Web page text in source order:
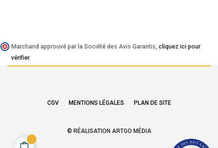
Marchand approuvé par la Société des Avis Garantis, cliquez ici pour
vérifier.
CGV MENTIONS LÉGALES PLAN DE SITE
© RÉALISATION ARTGO MÉDIA